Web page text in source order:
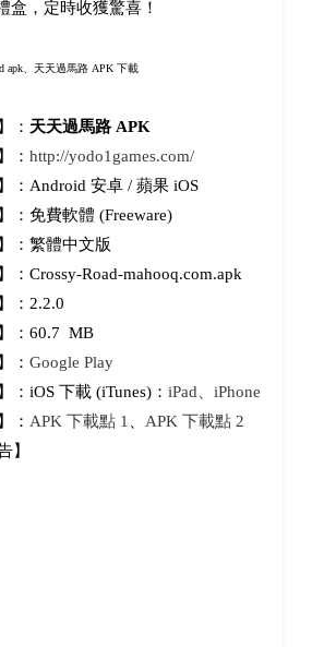
盒，定時收獲驚喜！
apk、 天天過馬路 APK 下載
： 天天過馬路 APK
： http://yodo1games.com/
：Android 安卓 / 蘋果 iOS
：免費軟體 (Freeware)
：繁體中文版
：Crossy-Road-mahooq.com.apk
：2.2.0
：60.7 MB
： Google Play
：iOS 下載 (iTunes)： iPad、iPhone
： APK 下載點 1、 APK 下載點 2
】